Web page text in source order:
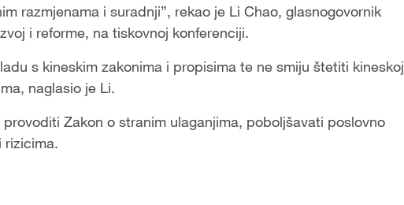
razmjenama i suradnji”, rekao je Li Chao, glasnogovornik
i reforme, na tiskovnoj konferenciji.
s kineskim zakonima i propisima te ne smiju štetiti kineskoj
naglasio je Li.
Zakon o stranim ulaganjima, poboljšavati poslovno
rizicima.